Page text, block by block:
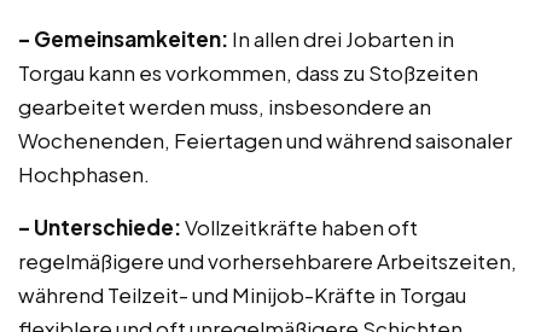
– Gemeinsamkeiten: In allen drei Jobarten in
Torgau kann es vorkommen, dass zu Stoßzeiten
gearbeitet werden muss, insbesondere an
Wochenenden, Feiertagen und während saisonaler
Hochphasen.
– Unterschiede:Vollzeitkräfte haben oft
regelmäßigere und vorhersehbarere Arbeitszeiten,
während Teilzeit- und Minijob-Kräfte in Torgau